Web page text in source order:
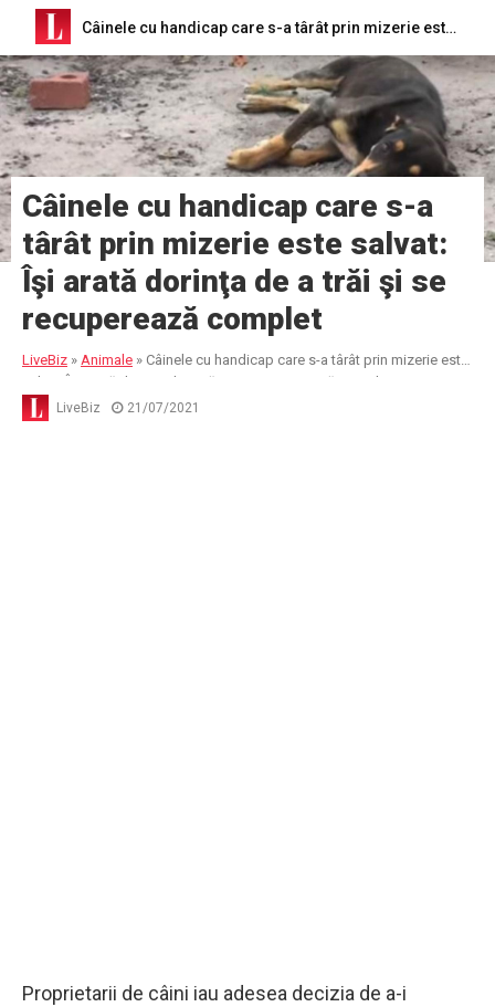
Câinele cu handicap care s-a târât prin mizerie este salvat: Îşi arată dorinţa de a trăi şi se recuperează complet
Câinele cu handicap care s-a
târât prin mizerie este salvat:
Îşi arată dorinţa de a trăi şi se
recuperează complet
LiveBiz » Animale » Câinele cu handicap care s-a târât prin mizerie este
salvat: Îşi arată dorinţa de a trăi şi se recuperează complet
LiveBiz 21/07/2021
Proprietarii de câini iau adesea decizia de a-i